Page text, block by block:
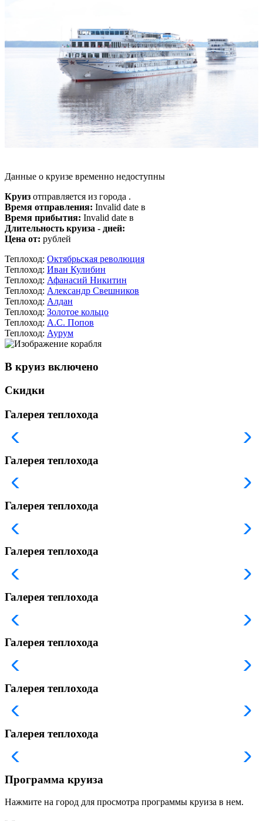
Данные о круизе временно недоступны
Круиз отправляется из города .
Время отправления: Invalid date в
Время прибытия: Invalid date в
Длительность круиза - дней:
Цена от: рублей
Теплоход: Октябрьская революция
Теплоход: Иван Кулибин
Теплоход: Афанасий Никитин
Теплоход: Александр Свешников
Теплоход: Алдан
Теплоход: Золотое кольцо
Теплоход: А.С. Попов
Теплоход: Аурум
В круиз включено
Скидки
Галерея теплохода
Галерея теплохода
Галерея теплохода
Галерея теплохода
Галерея теплохода
Галерея теплохода
Галерея теплохода
Галерея теплохода
Программа круиза
Нажмите на город для просмотра программы круиза в нем.